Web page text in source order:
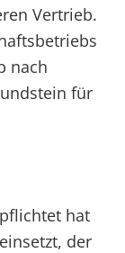
Vertrieb.
nach
für
hat
der